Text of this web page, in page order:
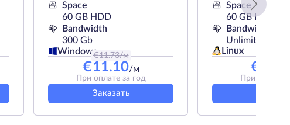
Space
60 GB HDD
Bandwidth
300 Gb
Windows
€11.73/м
€11.10/м
При оплате за год
Заказать
Space
60 GB HDD
Bandwidth
Unlimited
Linux
€
При оплате